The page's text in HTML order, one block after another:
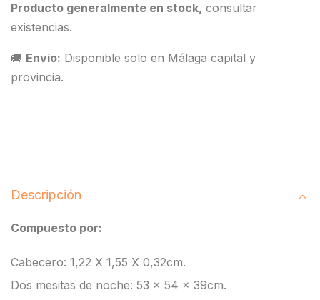
Producto generalmente en stock, consultar
existencias.
🚚 Envío: Disponible solo en Málaga capital y
provincia.
Descripción
Compuesto por:
Cabecero: 1,22 X 1,55 X 0,32cm.
Dos mesitas de noche: 53 x 54 x 39cm.